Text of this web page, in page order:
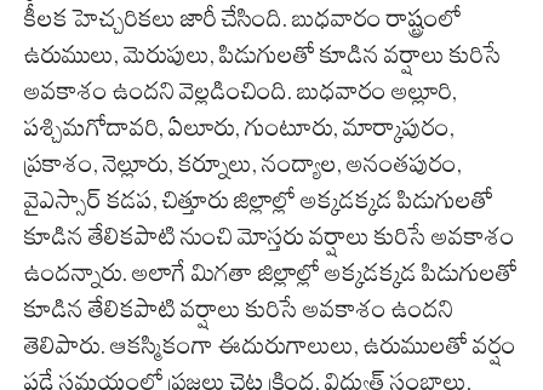
కీలక హెచ్చరికలు జారీ చేసింది. బుధవారం రాష్ట్రంలో
ఉరుములు, మెరుపులు, పిడుగులతో కూడిన వర్షాలు కురిసే
అవకాశం ఉందని వెల్లడించింది. బుధవారం అల్లూరి,
పశ్చిమగోదావరి, ఏలూరు, గుంటూరు, మార్కాపురం,
ప్రకాశం, నెల్లూరు, కర్నూలు, నంద్యాల, అనంతపురం,
వైఎస్సార్ కడప, చిత్తూరు జిల్లాల్లో అక్కడక్కడ పిడుగులతో
కూడిన తేలికపాటి నుంచి మోస్తరు వర్షాలు కురిసే అవకాశం
ఉందన్నారు. అలాగే మిగతా జిల్లాల్లో అక్కడక్కడ పిడుగులతో
కూడిన తేలికపాటి వర్షాలు కురిసే అవకాశం ఉందని
తెలిపారు. ఆకస్మికంగా ఈదురుగాలులు, ఉరుములతో వర్షం
పడే సమయంలో ప్రజలు చెట్ల క్రింద, విద్యుత్ స్తంబాలు,